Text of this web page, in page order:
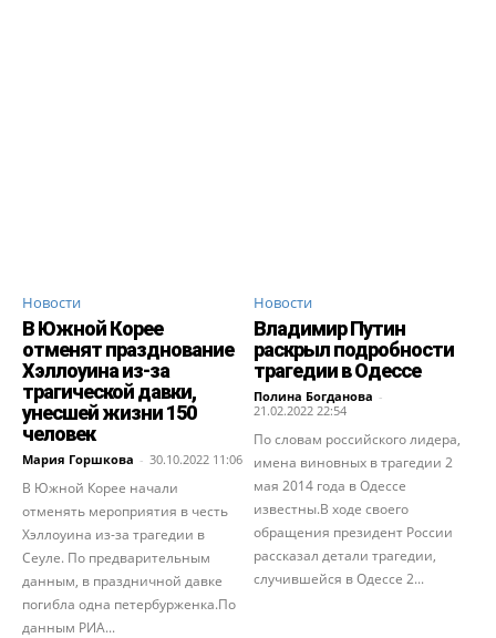
Новости
В Южной Корее
отменят празднование
Хэллоуина из-за
трагической давки,
унесшей жизни 150
человек
Мария Горшкова - 30.10.2022 11:06
В Южной Корее начали
отменять мероприятия в честь
Хэллоуина из-за трагедии в
Сеуле. По предварительным
данным, в праздничной давке
погибла одна петербурженка.По
данным РИА...
Новости
Владимир Путин
раскрыл подробности
трагедии в Одессе
Полина Богданова -
21.02.2022 22:54
По словам российского лидера,
имена виновных в трагедии 2
мая 2014 года в Одессе
известны.В ходе своего
обращения президент России
рассказал детали трагедии,
случившейся в Одессе 2...